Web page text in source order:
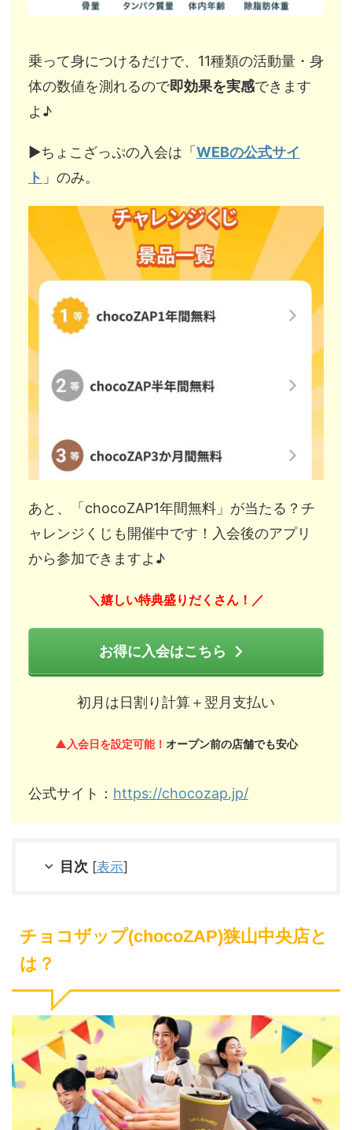
乗って身につけるだけで、11種類の活動量・身
体の数値を測れるので即効果を実感できます
よ♪
▶︎ちょこざっぷの入会は「WEBの公式サイ
ト 」のみ。
あと、「chocoZAP1年間無料」が当たる？チ
ャレンジくじも開催中です！入会後のアプリ
から参加できますよ♪
＼嬉しい特典盛りだくさん！／
お得に入会はこちら
初月は日割り計算＋翌月支払い
▲入会日を設定可能！ オープン前の店舗でも安心
公式サイト： https://chocozap.jp/
目次 [表示]
チョコザップ(chocoZAP)狭山中央店と
は？